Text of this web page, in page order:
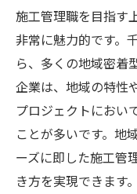
施工管理職を目指す
非常に魅力的です。
ら、多くの地域密着
企業は、地域の特性
プロジェクトにおい
ことが多いです。地
ーズに即した施工管
き方を実現できます